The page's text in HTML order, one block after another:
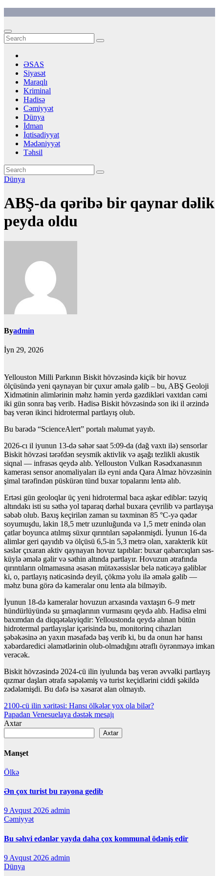
content
ƏSAS
Siyasət
Maraqlı
Kriminal
Hadisə
Cəmiyyət
Dünya
İdman
İqtisadiyyat
Mədəniyyət
Təhsil
Dünya
ABŞ-da qəribə bir qaynar dəlik
peyda oldu
Byadmin
İyn 29, 2026
Yellouston Milli Parkının Biskit hövzəsində kiçik bir hovuz
ölçüsündə yeni qaynayan bir çuxur əmələ gəlib – bu, ABŞ Geoloji
Xidmətinin alimlərinin məhz həmin yerdə gəzdikləri vaxtdan cəmi
iki gün sonra baş verib. Hadisə Biskit hövzəsində son iki il ərzində
baş verən ikinci hidrotermal partlayış olub.
Bu barədə “ScienceAlert” portalı məlumat yayıb.
2026-cı il iyunun 13-də səhər saat 5:09-da (dağ vaxtı ilə) sensorlar
Biskit hövzəsi tərəfdən seysmik aktivlik və aşağı tezlikli akustik
siqnal — infrasəs qeydə alıb. Yellouston Vulkan Rəsədxanasının
kamerası sensor anomaliyaları ilə eyni anda Qara Almaz hövzəsinin
şimal tərəfindən püskürən tünd buxar topalarını lentə alıb.
Ertəsi gün geoloqlar üç yeni hidrotermal baca aşkar ediblər: təzyiq
altındakı isti su səthə yol taparaq dərhal buxara çevrilib və partlayışa
səbəb olub. Baxış keçirilən zaman su təxminən 85 °C-yə qədər
soyumuşdu, lakin 18,5 metr uzunluğunda və 1,5 metr enində olan
çatlar boyunca atılmış süxur qırıntıları səpələnmişdi. İyunun 16-da
alimlər geri qayıdıb və ölçüsü 6,5-in 5,3 metrə olan, xarakterik küt
səslər çıxaran aktiv qaynayan hovuz tapıblar: buxar qabarcıqları səs-
küylə əmələ gəlir və səthin altında partlayır. Hovuzun ətrafında
qırıntıların olmamasına əsasən mütəxəssislər belə nəticəyə gəliblər
ki, o, partlayış nəticəsində deyil, çökmə yolu ilə əmələ gəlib —
məhz buna görə də kameralar onu lentə ala bilməyib.
İyunun 18-də kameralar hovuzun arxasında vaxtaşırı 6–9 metr
hündürlüyündə su şırnaqlarının vurmasını qeydə alıb. Hadisə elmi
baxımdan da diqqətəlayiqdir: Yelloustonda qeydə alınan bütün
hidrotermal partlayışlar içərisində bu, monitorinq cihazları
şəbəkəsinə ən yaxın məsafədə baş verib ki, bu da onun hər hansı
xəbərdaredici əlamətlərinin olub-olmadığını ətraflı öyrənməyə imkan
verəcək.
Biskit hövzəsində 2024-cü ilin iyulunda baş verən əvvəlki partlayış
qızmar daşları ətrafa səpələmiş və turist keçidlərini ciddi şəkildə
zədələmişdi. Bu dəfə isə xəsarət alan olmayıb.
Yazı
naviqasiyası
2100-cü ilin xəritəsi: Hansı ölkələr yox ola bilər?
Papadan Venesuelaya dəstək mesajı
Axtar
Axtar
Manşet
Ölkə
Ən çox turist bu rayona gedib
9 Avqust 2026 admin
Cəmiyyət
Bu səhvi edənlər yayda daha çox kommunal ödəniş edir
9 Avqust 2026 admin
Dünya